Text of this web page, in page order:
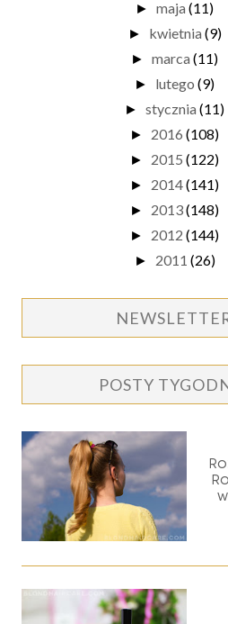
► maja (11)
► kwietnia (9)
► marca (11)
► lutego (9)
► stycznia (11)
► 2016 (108)
► 2015 (122)
► 2014(141)
► 2013(148)
► 2012 (144)
► 2011 (26)
POSTY